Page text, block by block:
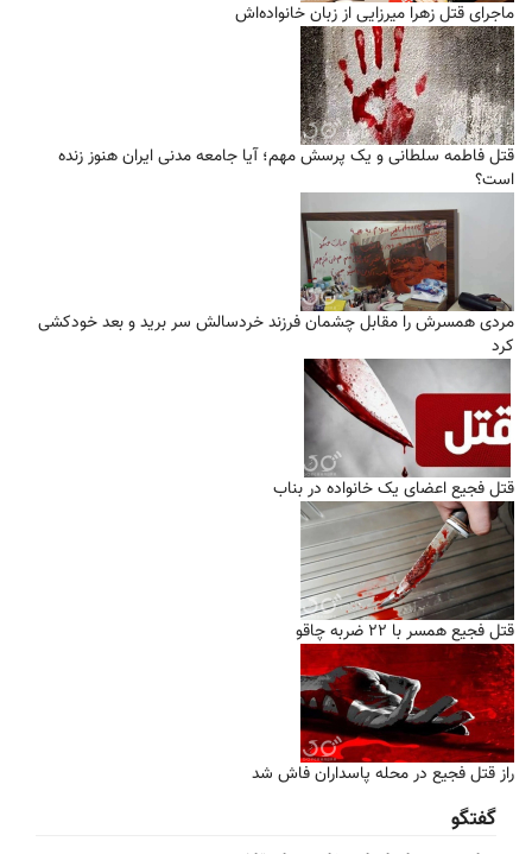
ماجرای قتل زهرا میرزایی از زبان خانواده‌اش
قتل فاطمه سلطانی و یک پرسش مهم؛ آیا جامعه مدنی ایران هنوز زنده
است؟
مردی همسرش را مقابل چشمان فرزند خردسالش سر برید و بعد خودکشی
کرد
قتل فجیع اعضای یک خانواده در بناب
قتل فجیع همسر با ۲۲ ضربه چاقو
راز قتل فجیع در محله پاسداران فاش شد
گفتگو